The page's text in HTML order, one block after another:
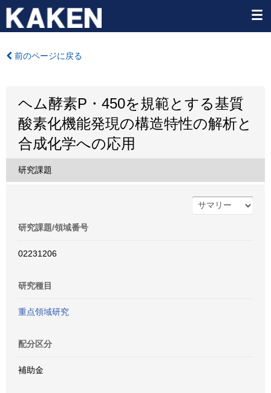
前のページに戻る
ヘム酵素P・450を規範とする基質
酸素化機能発現の構造特性の解析と
合成化学への応用
研究課題
研究課題/領域番号
02231206
研究種目
重点領域研究
配分区分
補助金